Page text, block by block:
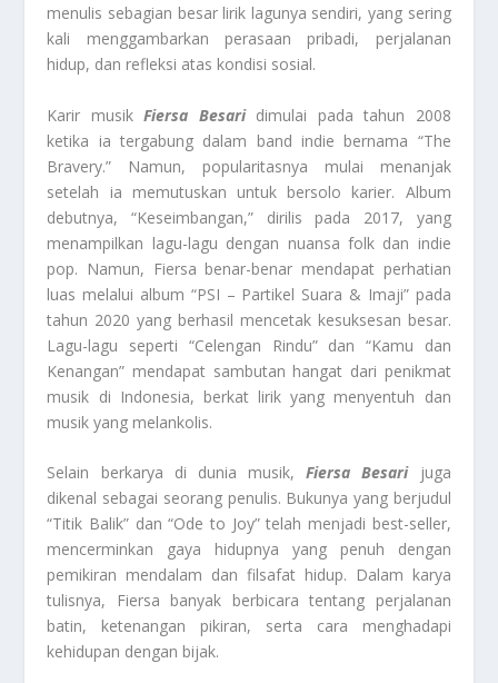
menulis sebagian besar lirik lagunya sendiri, yang sering
kali menggambarkan perasaan pribadi, perjalanan
hidup, dan refleksi atas kondisi sosial.
Karir musikFiersa Besaridimulai pada tahun 2008
ketika ia tergabung dalam band indie bernama “The
Bravery.” Namun, popularitasnya mulai menanjak
setelah ia memutuskan untuk bersolo karier. Album
debutnya, “Keseimbangan,” dirilis pada 2017, yang
menampilkan lagu-lagu dengan nuansa folk dan indie
pop. Namun, Fiersa benar-benar mendapat perhatian
luas melalui album “PSI – Partikel Suara & Imaji” pada
tahun 2020 yang berhasil mencetak kesuksesan besar.
Lagu-lagu seperti “Celengan Rindu” dan “Kamu dan
Kenangan” mendapat sambutan hangat dari penikmat
musik di Indonesia, berkat lirik yang menyentuh dan
musik yang melankolis.
Selain berkarya di dunia musik,Fiersa Besarijuga
dikenal sebagai seorang penulis. Bukunya yang berjudul
“Titik Balik” dan “Ode to Joy” telah menjadi best-seller,
mencerminkan gaya hidupnya yang penuh dengan
pemikiran mendalam dan filsafat hidup. Dalam karya
tulisnya, Fiersa banyak berbicara tentang perjalanan
batin, ketenangan pikiran, serta cara menghadapi
kehidupan dengan bijak.